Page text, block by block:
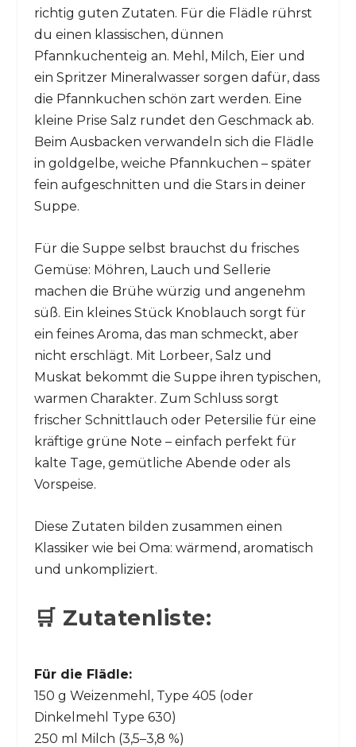
richtig guten Zutaten. Für die Flädle rührst
du einen klassischen, dünnen
Pfannkuchenteig an. Mehl, Milch, Eier und
ein Spritzer Mineralwasser sorgen dafür, dass
die Pfannkuchen schön zart werden. Eine
kleine Prise Salz rundet den Geschmack ab.
Beim Ausbacken verwandeln sich die Flädle
in goldgelbe, weiche Pfannkuchen – später
fein aufgeschnitten und die Stars in deiner
Suppe.
Für die Suppe selbst brauchst du frisches
Gemüse: Möhren, Lauch und Sellerie
machen die Brühe würzig und angenehm
süß. Ein kleines Stück Knoblauch sorgt für
ein feines Aroma, das man schmeckt, aber
nicht erschlägt. Mit Lorbeer, Salz und
Muskat bekommt die Suppe ihren typischen,
warmen Charakter. Zum Schluss sorgt
frischer Schnittlauch oder Petersilie für eine
kräftige grüne Note – einfach perfekt für
kalte Tage, gemütliche Abende oder als
Vorspeise.
Diese Zutaten bilden zusammen einen
Klassiker wie bei Oma: wärmend, aromatisch
und unkompliziert.
🛒 Zutatenliste:
Für die Flädle:
150 g Weizenmehl, Type 405 (oder
Dinkelmehl Type 630)
250 ml Milch (3,5–3,8 %)